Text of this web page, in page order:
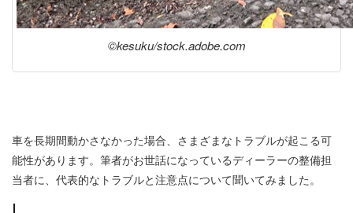
©︎kesuku/stock.adobe.com
車を長期間動かさなかった場合、さまざまなトラブルが起こる可
能性があります。筆者がお世話になっているディーラーの整備担
当者に、代表的なトラブルと注意点について聞いてみました。